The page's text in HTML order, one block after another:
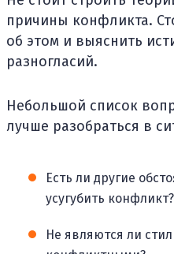
причины конфликта.
об этом и выяснить
разногласий.
Небольшой список
лучше разобраться в
Есть ли другие
усугубить конфликт?
Не являются ли